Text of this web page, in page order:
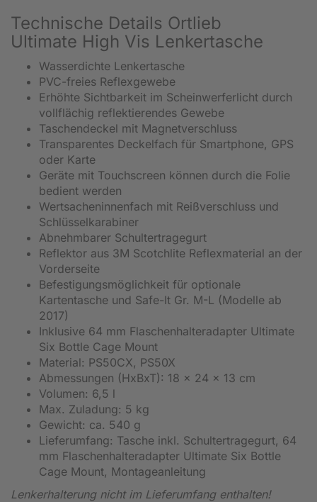
Technische Details Ortlieb
Ultimate High Vis Lenkertasche
Wasserdichte Lenkertasche
PVC-freies Reflexgewebe
Erhöhte Sichtbarkeit im Scheinwerferlicht durch
vollflächig reflektierendes Gewebe
Taschendeckel mit Magnetverschluss
Transparentes Deckelfach für Smartphone, GPS
oder Karte
Geräte mit Touchscreen können durch die Folie
bedient werden
Wertsacheninnenfach mit Reißverschluss und
Schlüsselkarabiner
Abnehmbarer Schultertragegurt
Reflektor aus 3M Scotchlite Reflexmaterial an der
Vorderseite
Befestigungsmöglichkeit für optionale
Kartentasche und Safe-It Gr. M-L (Modelle ab
2017)
Inklusive 64 mm Flaschenhalteradapter Ultimate
Six Bottle Cage Mount
Material: PS50CX, PS50X
Abmessungen (HxBxT): 18 x 24 x 13 cm
Volumen: 6,5 l
Max. Zuladung: 5 kg
Gewicht: ca. 540 g
Lieferumfang: Tasche inkl. Schultertragegurt, 64
mm Flaschenhalteradapter Ultimate Six Bottle
Cage Mount, Montageanleitung
Lenkerhalterung nicht im Lieferumfang enthalten!